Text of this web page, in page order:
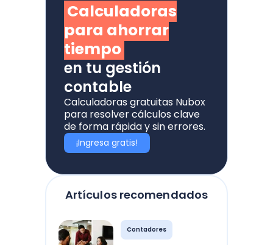
Artículos recomendados
Contadores
Calculadoras
para ahorrar
tiempo
en tu gestión
contable
Calculadoras gratuitas Nubox
para resolver cálculos clave
de forma rápida y sin errores.
¡Ingresa gratis!